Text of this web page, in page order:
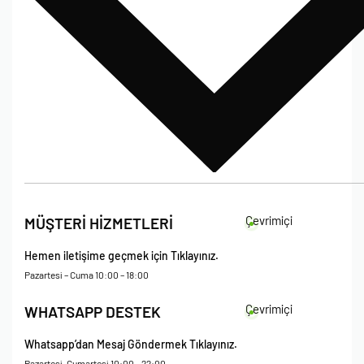
Çerez Politikası
Kişisel Verileri Koruma – Çerez ve Ticari İletişim Açık Rıza Metni
Mesafeli Satış Sözleşmesi
MÜŞTERİ HİZMETLERİ Çevrimiçi
Hemen iletişime geçmek için Tıklayınız.
Pazartesi – Cuma 10:00 – 18:00
WHATSAPP DESTEK Çevrimiçi
Whatsapp’dan Mesaj Göndermek Tıklayınız.